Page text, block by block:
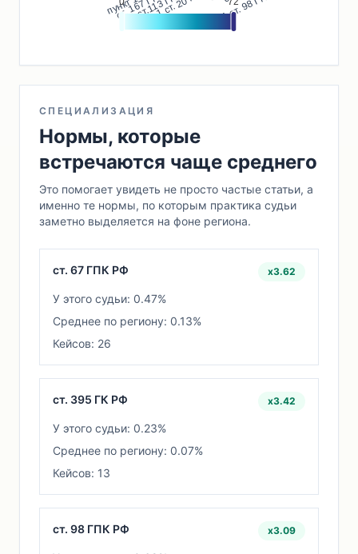
СПЕЦИАЛИЗАЦИЯ
Нормы, которые
встречаются чаще среднего
Это помогает увидеть не просто частые статьи, а
именно те нормы, по которым практика судьи
заметно выделяется на фоне региона.
ст. 67 ГПК РФ x3.62
У этого судьи: 0.47%
Среднее по региону: 0.13%
Кейсов: 26
ст. 395 ГК РФ x3.42
У этого судьи: 0.23%
Среднее по региону: 0.07%
Кейсов: 13
ст. 98 ГПК РФ x3.09